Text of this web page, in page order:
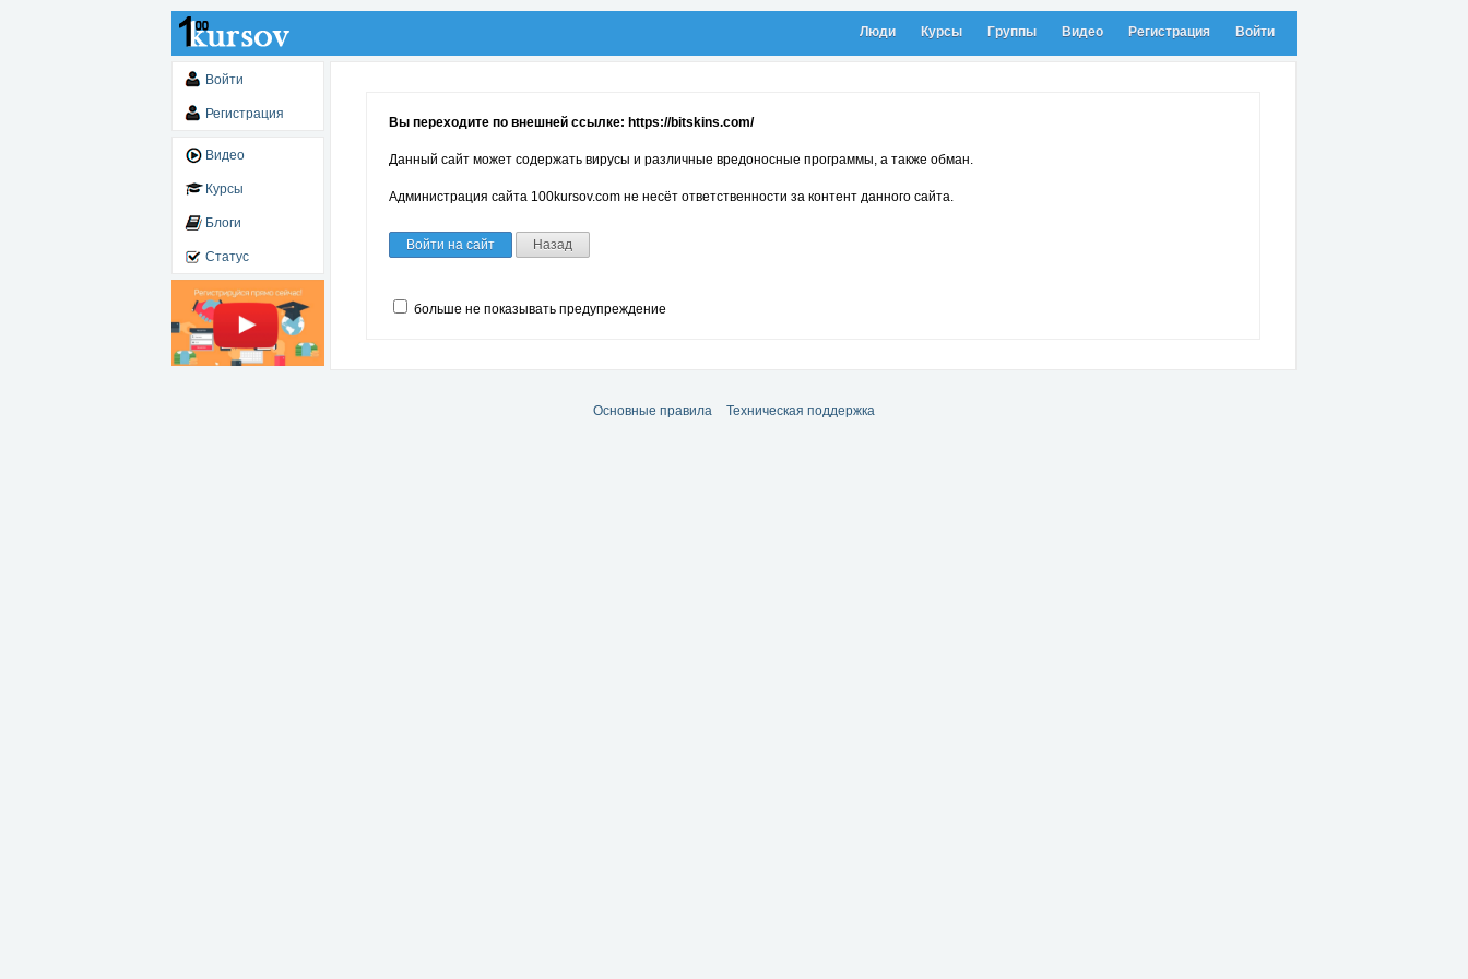
Люди Курсы Группы Видео Регистрация Войти
Войти
Регистрация
Видео
Курсы
Блоги
Статус
Вы переходите по внешней ссылке: https://bitskins.com/
Данный сайт может содержать вирусы и различные вредоносные программы, а также обман.
Администрация сайта 100kursov.com не несёт ответственности за контент данного сайта.
Войти на сайт Назад
больше не показывать предупреждение
Основные правила Техническая поддержка